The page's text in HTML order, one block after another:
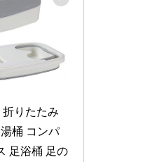
りたたみ
桶 コンパ
足浴桶 足の